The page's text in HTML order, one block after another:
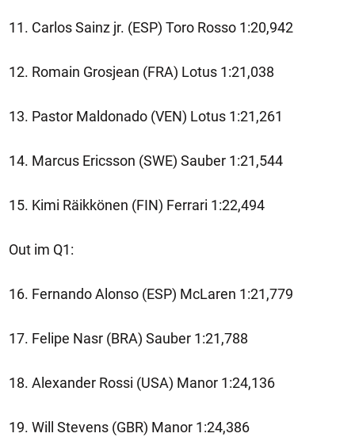
11. Carlos Sainz jr. (ESP) Toro Rosso 1:20,942
12. Romain Grosjean (FRA) Lotus 1:21,038
13. Pastor Maldonado (VEN) Lotus 1:21,261
14. Marcus Ericsson (SWE) Sauber 1:21,544
15. Kimi Räikkönen (FIN) Ferrari 1:22,494
Out im Q1:
16. Fernando Alonso (ESP) McLaren 1:21,779
17. Felipe Nasr (BRA) Sauber 1:21,788
18. Alexander Rossi (USA) Manor 1:24,136
19. Will Stevens (GBR) Manor 1:24,386